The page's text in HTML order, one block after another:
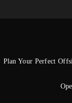
Plan Your Perfect